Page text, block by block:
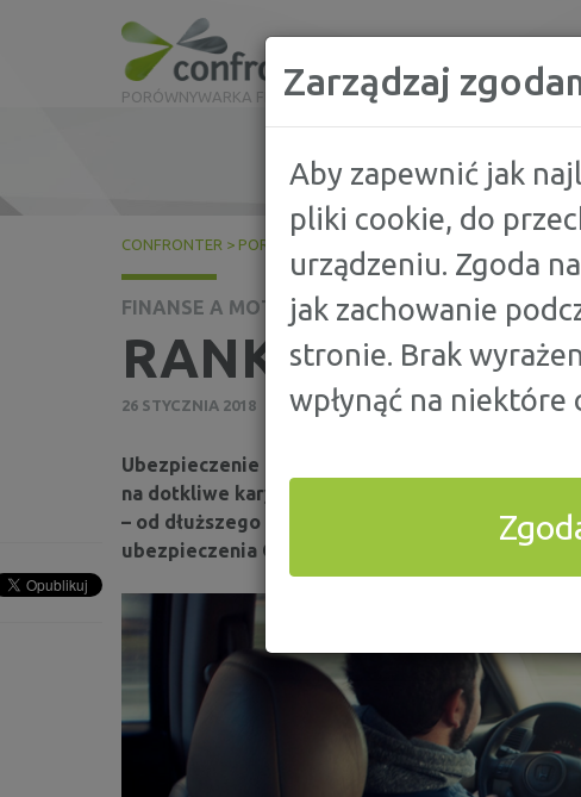
Zarządzaj
Aby zapewnić jak
pliki cookie, do
urządzeniu. Zgoda
jak zachowanie
stronie. Brak
wpłynąć na niektóre
PORÓWNYWARKA FINANSOWA
CONFRONTER > PORADY
FINANSE A MOTORYZACJA
RANKING
26 STYCZNIA 2018
Ubezpieczenie OC jest w Polsce obowiązkowe.
na dotkliwe kary, które dodatkowo wzrosły w
– od dłuższego czasu OC jest w naszym kraju
ubezpieczenia OC? Mamy nadzieję, że nasz